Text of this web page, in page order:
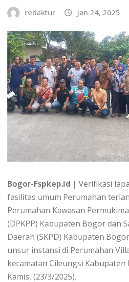
redaktur Jan 24, 2025
Bogor-Fspkep.id | Verifikasi
fasilitas umum Perumahan
Perumahan Kawasan
(DPKPP) Kabupaten Bogor dan
Daerah (SKPD) Kabupaten
unsur instansi di Perumahan
kecamatan Cileungsi
Kamis, (23/3/2025).